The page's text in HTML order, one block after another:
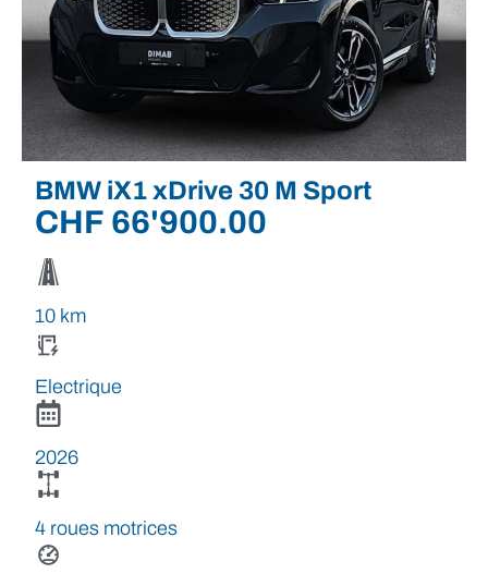
BMW iX1 xDrive 30 M Sport
CHF 66'900.00
10 km
Electrique
2026
4 roues motrices